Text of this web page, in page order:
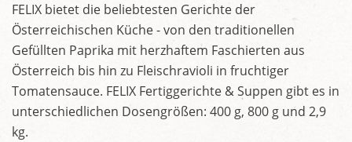
FELIX bietet die beliebtesten Gerichte der
Österreichischen Küche - von den traditionellen
Gefüllten Paprika mit herzhaftem Faschierten aus
Österreich bis hin zu Fleischravioli in fruchtiger
Tomatensauce. FELIX Fertiggerichte & Suppen gibt es in
unterschiedlichen Dosengrößen: 400 g, 800 g und 2,9
kg.